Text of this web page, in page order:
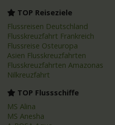
TOP Reiseziele
Flussreisen Deutschland
Flusskreuzfahrt Frankreich
Flussreise Osteuropa
Asien Flusskreuzfahrten
Flusskreuzfahrten Amazonas
Nilkreuzfahrt
TOP Flussschiffe
MS Alina
MS Anesha